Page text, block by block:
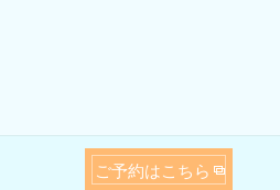
ご予約はこちら